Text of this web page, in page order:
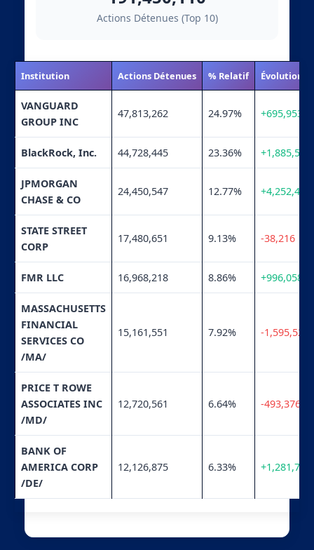
Actions Détenues (Top 10)
Institution Actions Détenues % Relatif Évolution
VANGUARD
GROUP INC
47,813,262 24.97% +695,953
BlackRock, Inc. 44,728,445 23.36% +1,885,566
JPMORGAN
CHASE & CO
24,450,547 12.77% +4,252,401
STATE STREET
CORP
17,480,651 9.13% -38,216
FMR LLC 16,968,218 8.86% +996,058
MASSACHUSETTS
FINANCIAL
SERVICES CO
/MA/
15,161,551 7.92% -1,595,525
PRICE T ROWE
ASSOCIATES INC
/MD/
12,720,561 6.64% -493,376
BANK OF
AMERICA CORP
/DE/
12,126,875 6.33% +1,281,721